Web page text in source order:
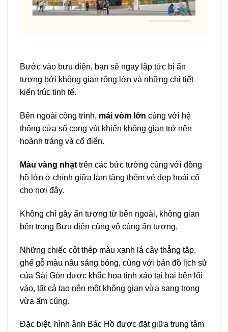
Bước vào bưu điện, bạn sẽ ngay lập tức bị ấn
tượng bởi không gian rộng lớn và những chi tiết
kiến trúc tinh tế.
Bên ngoài công trình, mái vòm lớn cùng với hệ
thống cửa sổ cong vút khiến không gian trở nên
hoành tráng và cổ điển.
Màu vàng nhạt trên các bức tường cùng với đồng
hồ lớn ở chính giữa làm tăng thêm vẻ đẹp hoài cổ
cho nơi đây.
Không chỉ gây ấn tượng từ bên ngoài, không gian
bên trong Bưu điện cũng vô cùng ấn tượng.
Những chiếc cột thép màu xanh lá cây thẳng tắp,
ghế gỗ màu nâu sáng bóng, cùng với bản đồ lịch sử
của Sài Gòn được khắc họa tinh xảo tại hai bên lối
vào, tất cả tạo nên một không gian vừa sang trọng
vừa ấm cúng.
Đặc biệt, hình ảnh Bác Hồ được đặt giữa trung tâm